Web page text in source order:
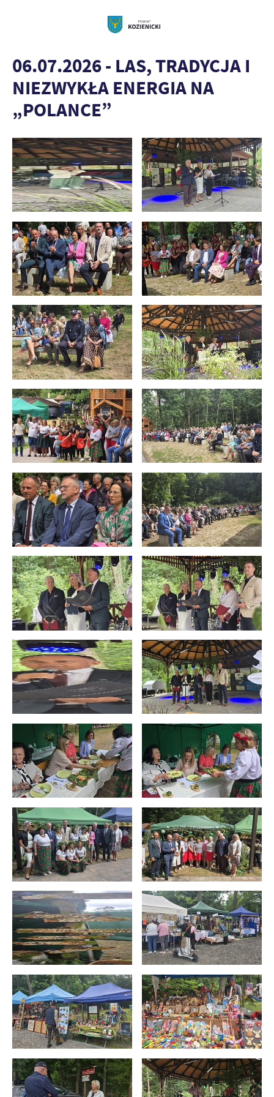
06.07.2026 - LAS, TRADYCJA I
NIEZWYKŁA ENERGIA NA
„POLANCE”